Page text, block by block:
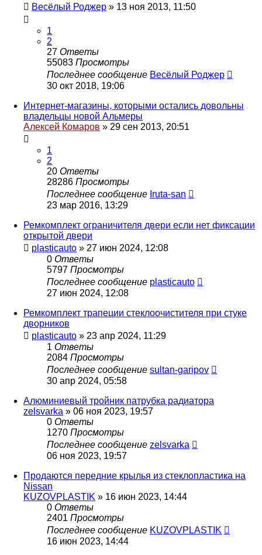
Весёлый Роджер » 13 ноя 2013, 11:50
1
2
27 Ответы
55083 Просмотры
Последнее сообщение Весёлый Роджер
30 окт 2018, 19:06
Интернет-магазины, которыми остались довольны
владельцы новой Альмеры
Алексей Комаров » 29 сен 2013, 20:51
1
2
20 Ответы
28286 Просмотры
Последнее сообщение Iruta-san
23 мар 2016, 13:29
Ремкомплект ограничителя двери если нет фиксации
открытой двери
plasticauto » 27 июн 2024, 12:08
0 Ответы
5797 Просмотры
Последнее сообщение plasticauto
27 июн 2024, 12:08
Ремкомплект трапеции стеклоочистителя при стуке
дворников
plasticauto » 23 апр 2024, 11:29
1 Ответы
2084 Просмотры
Последнее сообщение sultan-garipov
30 апр 2024, 05:58
Алюминиевый тройник патрубка радиатора
zelsvarka » 06 ноя 2023, 19:57
0 Ответы
1270 Просмотры
Последнее сообщение zelsvarka
06 ноя 2023, 19:57
Продаются передние крылья из стеклопластика на
Nissan
KUZOVPLASTIK » 16 июн 2023, 14:44
0 Ответы
2401 Просмотры
Последнее сообщение KUZOVPLASTIK
16 июн 2023, 14:44